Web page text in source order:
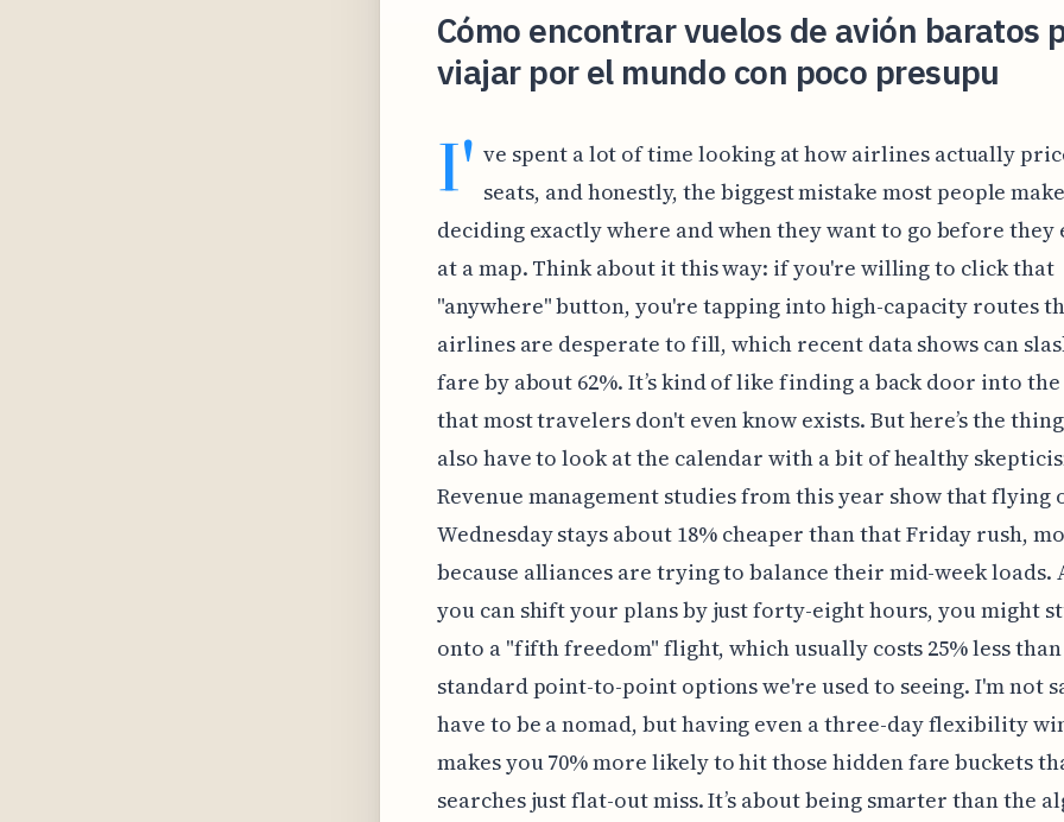
Cómo encontrar vuelos de avión baratos
viajar por el mundo con poco presupu
I' ve spent a lot of time looking at how airlines actually
seats, and honestly, the biggest mistake most people
deciding exactly where and when they want to go before they
at a map. Think about it this way: if you're willing to click that
"anywhere" button, you're tapping into high-capacity routes
airlines are desperate to fill, which recent data shows can
fare by about 62%. It’s kind of like finding a back door into the
that most travelers don't even know exists. But here’s the
also have to look at the calendar with a bit of healthy
Revenue management studies from this year show that flying
Wednesday stays about 18% cheaper than that Friday rush,
because alliances are trying to balance their mid-week loads.
you can shift your plans by just forty-eight hours, you might
onto a "fifth freedom" flight, which usually costs 25% less
standard point-to-point options we're used to seeing. I'm not
have to be a nomad, but having even a three-day flexibility
makes you 70% more likely to hit those hidden fare buckets
searches just flat-out miss. It’s about being smarter than the